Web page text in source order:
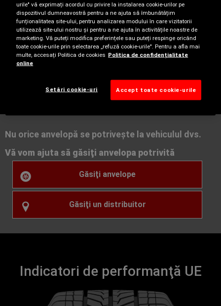
Nu orice anvelopă se potriveşte la vehiculul dvs.
Vă vom ajuta să găsiţi anvelopa potrivită
Găsiţi anvelope
Găsiţi un distribuitor
Indicatori de performanţă UE
urile" vă exprimați acordul cu privire la instalarea cookie-urilor pe
dispozitivul dumneavostră pentru a ne ajuta să îmbunătățim
funționalitatea site-ului, pentru analizarea modului în care vizitatorii
utilizează site-ului nostru și pentru a ne ajuta în activitățile noastre de
marketing. Vă puteți modifica preferințele sau puteți respinge oricând
toate cookie-urile prin selectarea ,,refuză cookie-urile". Pentru a afla mai
multe, accesați Politica de cookies Politica de confidențialitate
online
Setări cookie-uri Accept toate cookie-urile